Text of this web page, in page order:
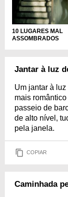
10 LUGARES MAL
ASSOMBRADOS
Jantar à luz
Um jantar à
mais
passeio de
de alto nível,
pela janela.
COPIAR
Caminhada